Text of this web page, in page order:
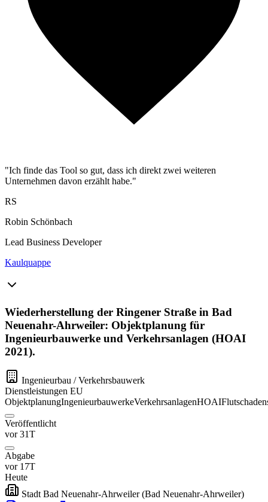
"Ich finde das Tool so gut, dass ich direkt zwei weiteren
Unternehmen davon erzählt habe."
RS
Robin Schönbach
Lead Business Developer
Kaulquappe
Wiederherstellung der Ringener Straße in Bad
Neuenahr-Ahrweiler: Objektplanung für
Ingenieurbauwerke und Verkehrsanlagen (HOAI
2021).
Ingenieurbau / Verkehrsbauwerk
Dienstleistungen EU
ObjektplanungIngenieurbauwerkeVerkehrsanlagenHOAI
Veröffentlicht
vor 31T
Abgabe
vor 17T
Heute
Stadt Bad Neuenahr-Ahrweiler (Bad Neuenahr-Ahrweiler)